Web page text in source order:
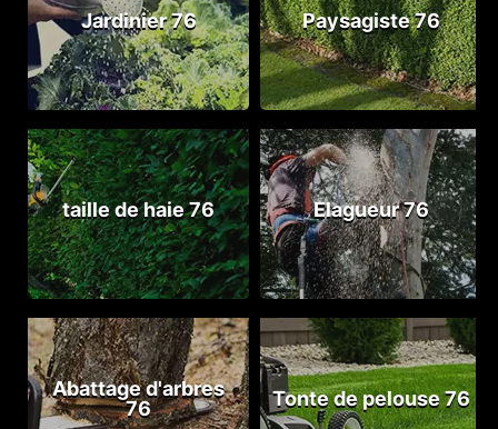
Jardinier 76 Paysagiste 76
taille de haie 76 Elagueur 76
Abattage d'arbres
76
Tonte de pelouse 76